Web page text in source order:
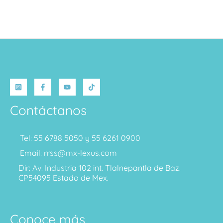
Contáctanos
Tel: 55 6788 5050 y 55 6261 0900
Email: rrss@mx-lexus.com
Dir: Av. Industria 102 int. Tlalnepantla de Baz.
CP54095 Estado de Mex.
Conoce más